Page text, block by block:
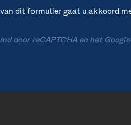
dit formulier gaat u akkoord
door reCAPTCHA en het Google